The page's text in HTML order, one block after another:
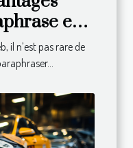
en
il n’est pas rare de